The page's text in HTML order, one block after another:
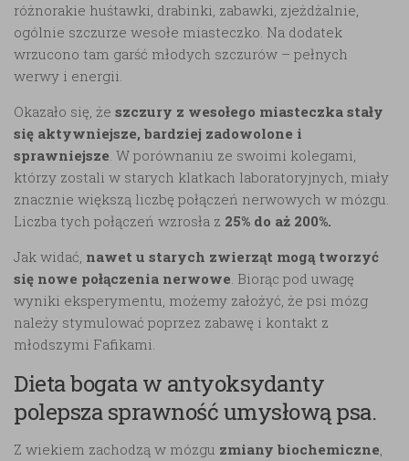
różnorakie huśtawki, drabinki, zabawki, zjeżdżalnie,
ogólnie szczurze wesołe miasteczko. Na dodatek
wrzucono tam garść młodych szczurów – pełnych
werwy i energii.
Okazało się, że szczury z wesołego miasteczka stały
się aktywniejsze, bardziej zadowolone i
sprawniejsze. W porównaniu ze swoimi kolegami,
którzy zostali w starych klatkach laboratoryjnych, miały
znacznie większą liczbę połączeń nerwowych w mózgu.
Liczba tych połączeń wzrosła z 25% do aż 200%.
Jak widać, nawet u starych zwierząt mogą tworzyć
się nowe połączenia nerwowe. Biorąc pod uwagę
wyniki eksperymentu, możemy założyć, że psi mózg
należy stymulować poprzez zabawę i kontakt z
młodszymi Fafikami.
Dieta bogata w antyoksydanty
polepsza sprawność umysłową psa.
Z wiekiem zachodzą w mózgu zmiany biochemiczne,